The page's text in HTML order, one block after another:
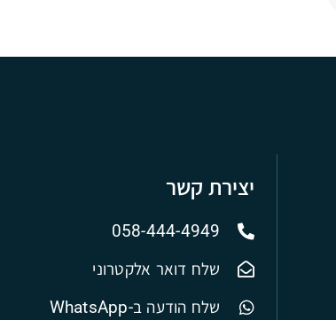
יצירת קשר
058-444-4949
שלח דואר אלקטרוני
שלח הודעה ב-WhatsApp